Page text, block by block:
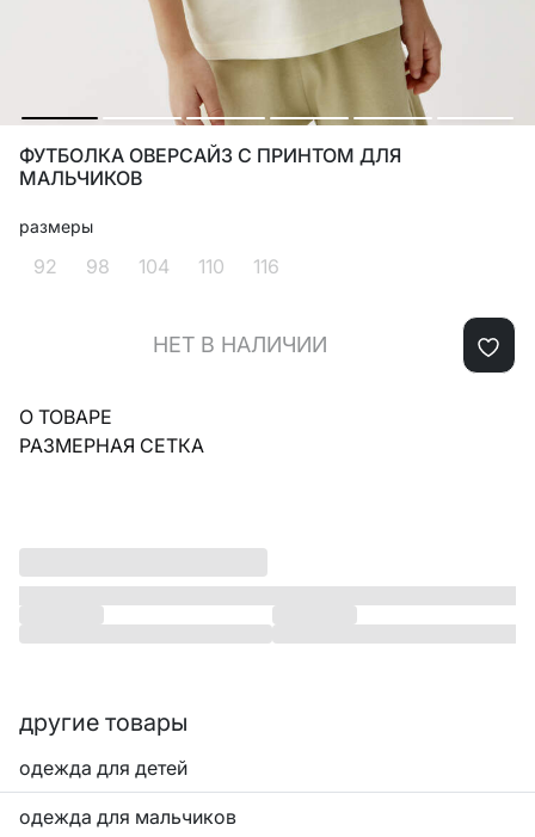
ФУТБОЛКА ОВЕРСАЙЗ С ПРИНТОМ ДЛЯ
МАЛЬЧИКОВ
размеры
92 98 104 110 116
НЕТ В НАЛИЧИИ
О ТОВАРЕ
РАЗМЕРНАЯ СЕТКА
другие товары
одежда для детей
одежда для мальчиков